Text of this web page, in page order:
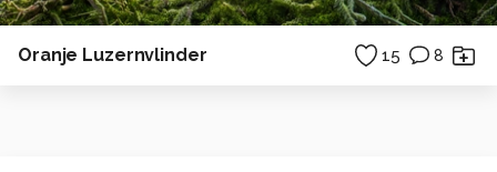
Oranje Luzernvlinder 15 8